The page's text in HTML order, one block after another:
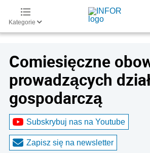
Kategorie
Comiesięczne
prowadzących
gospodarczą
Subskrybuj nas na Youtube
Zapisz się na newsletter